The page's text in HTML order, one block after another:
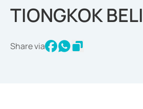
TIONGKOK
Share via